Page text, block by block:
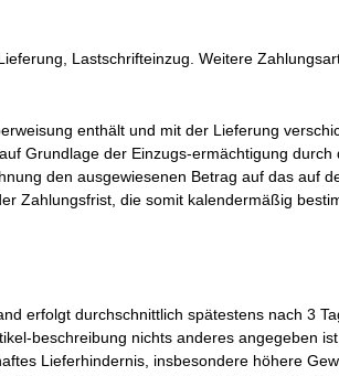
Lastschrifteinzug. Weitere
enthält und mit der Lieferung
Grundlage der Einzugs-ermächtigung
den ausgewiesenen Betrag auf das auf
Zahlungsfrist, die somit kalendermäßig
erfolgt durchschnittlich spätestens nach 3
beschreibung nichts anderes angegeben
Lieferhindernis, insbesondere höhere